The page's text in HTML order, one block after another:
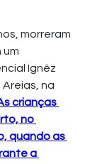
morreram
um
Ignêz
na
crianças
no
quando as
a